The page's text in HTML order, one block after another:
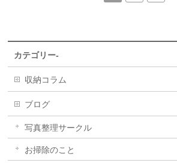
カテゴリー-
収納コラム
ブログ
写真整理サークル
お掃除のこと